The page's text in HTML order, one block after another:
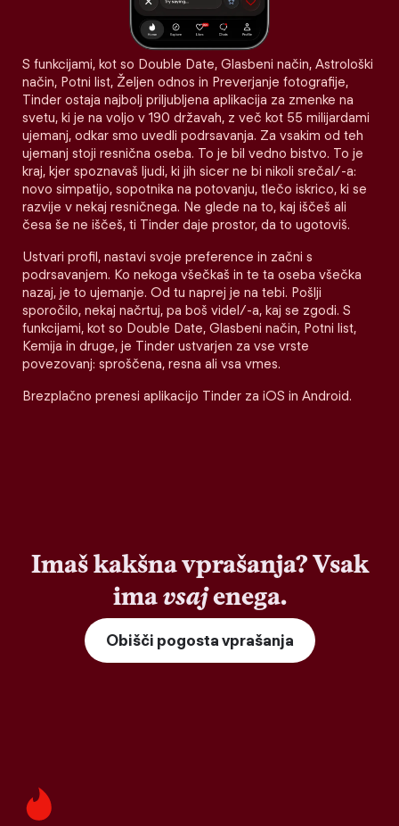
S funkcijami, kot so Double Date, Glasbeni način, Astrološki
način, Potni list, Željen odnos in Preverjanje fotografije,
Tinder ostaja najbolj priljubljena aplikacija za zmenke na
svetu, ki je na voljo v 190 državah, z več kot 55 milijardami
ujemanj, odkar smo uvedli podrsavanja. Za vsakim od teh
ujemanj stoji resnična oseba. To je bil vedno bistvo. To je
kraj, kjer spoznavaš ljudi, ki jih sicer ne bi nikoli srečal/-a:
novo simpatijo, sopotnika na potovanju, tlečo iskrico, ki se
razvije v nekaj resničnega. Ne glede na to, kaj iščeš ali
česa še ne iščeš, ti Tinder daje prostor, da to ugotoviš.
Ustvari profil, nastavi svoje preference in začni s
podrsavanjem. Ko nekoga všečkaš in te ta oseba všečka
nazaj, je to ujemanje. Od tu naprej je na tebi. Pošlji
sporočilo, nekaj načrtuj, pa boš videl/-a, kaj se zgodi. S
funkcijami, kot so Double Date, Glasbeni način, Potni list,
Kemija in druge, je Tinder ustvarjen za vse vrste
povezovanj: sproščena, resna ali vsa vmes.
Brezplačno prenesi aplikacijo Tinder za iOS in Android.
Imaš kakšna vprašanja? Vsak
imavsajenega.
Obišči pogosta vprašanja